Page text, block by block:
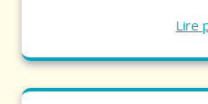
Lire